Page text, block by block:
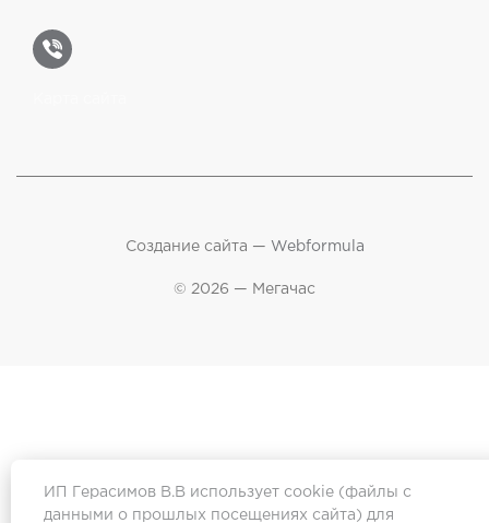
Создание сайта — Webformula
© 2026 — Мегачас
ИП Герасимов В.В использует cookie (файлы с
данными о прошлых посещениях сайта) для